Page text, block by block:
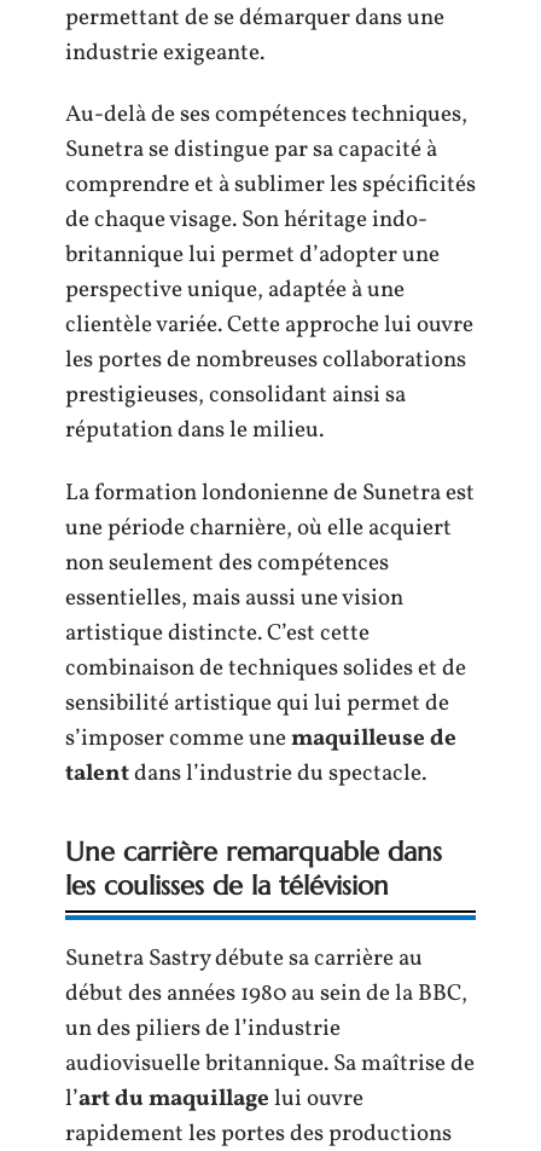
permettant de se démarquer dans une
industrie exigeante.
Au-delà de ses compétences techniques,
Sunetra se distingue par sa capacité à
comprendre et à sublimer les spécificités
de chaque visage. Son héritage indo-
britannique lui permet d’adopter une
perspective unique, adaptée à une
clientèle variée. Cette approche lui ouvre
les portes de nombreuses collaborations
prestigieuses, consolidant ainsi sa
réputation dans le milieu.
La formation londonienne de Sunetra est
une période charnière, où elle acquiert
non seulement des compétences
essentielles, mais aussi une vision
artistique distincte. C’est cette
combinaison de techniques solides et de
sensibilité artistique qui lui permet de
s’imposer comme unemaquilleuse de
talentdans l’industrie du spectacle.
Une carrière remarquable dans
les coulisses de la télévision
Sunetra Sastry débute sa carrière au
début des années 1980 au sein de la BBC,
un des piliers de l’industrie
audiovisuelle britannique. Sa maîtrise de
l’art du maquillagelui ouvre
rapidement les portes des productions